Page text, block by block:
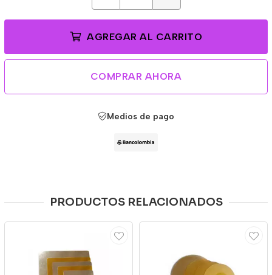
AGREGAR AL CARRITO
COMPRAR AHORA
Medios de pago
PRODUCTOS RELACIONADOS